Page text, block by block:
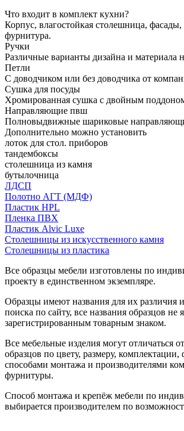
Что входит в комплект кухни?
Корпус, влагостойкая столешница, фасады,
фурнитура.
Ручки
Различные варианты дизайна и материала
Петли
С доводчиком или без доводчика от
Сушка для посуды
Хромированная сушка с двойным
Направляющие пвш
Полновыдвижные шариковые
Дополнительно можно установить
лоток для стол. приборов
тандембоксы
столешница из камня
бутылочница
ЛДСП
Полотно АГТ (МДФ)
Пластик HPL
Пленка ПВХ
Пластик Alvic Luxe
Столешницы из искусственного камня
Столешницы из пластика
Все образцы мебели изготовлены по
проекту в единственном экземпляре.
Образцы имеют названия для их различия
поиска по сайту, все названия образцов не
зарегистрированным товарным знаком.
Все мебельные изделия могут отличаться
образцов по цвету, размеру,
способами монтажа и производителями
фурнитуры.
Способ монтажа и крепёж мебели по
выбирается производителем по